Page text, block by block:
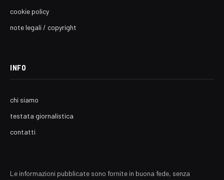
cookie policy
note legali / copyright
INFO
chi siamo
testata giornalistica
contatti
Le informazioni pubblicate sono fornite in buona fede, senza